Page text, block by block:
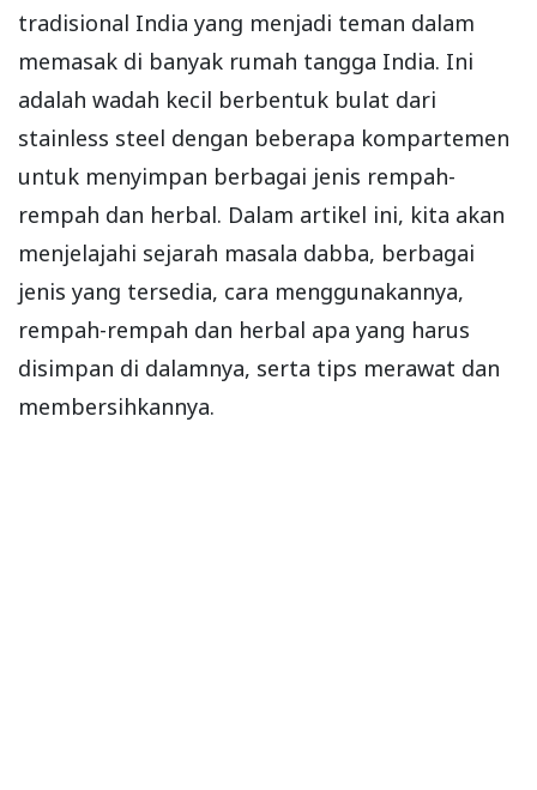
tradisional India yang menjadi teman dalam
memasak di banyak rumah tangga India. Ini
adalah wadah kecil berbentuk bulat dari
stainless steel dengan beberapa kompartemen
untuk menyimpan berbagai jenis rempah-
rempah dan herbal. Dalam artikel ini, kita akan
menjelajahi sejarah masala dabba, berbagai
jenis yang tersedia, cara menggunakannya,
rempah-rempah dan herbal apa yang harus
disimpan di dalamnya, serta tips merawat dan
membersihkannya.